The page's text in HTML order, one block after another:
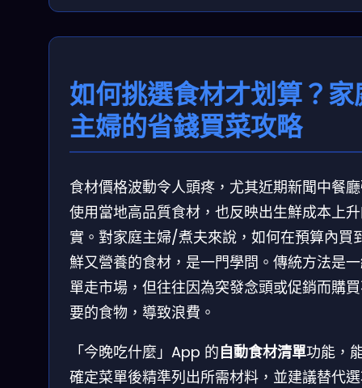
如何挑選食材才划算？家
主婦的省錢買菜攻略
食材價格波動令人頭疼，尤其近期新聞中餐
使用當地高品質食材，也反映出生鮮成本上
實。對家庭主婦/煮夫來說，如何在預算內買
鮮又營養的食材，是一門學問。傳統方法是
單走市場，但往往因為突發念頭或促銷而購
要的食物，導致浪費。
「今晚吃什麼」App 的自動食材清單功能，
確定菜單後精準列出所需材料，並建議替代